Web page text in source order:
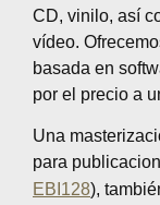
CD, vinilo, así
vídeo.
basada en
por el precio a
Una
para
EBI128),